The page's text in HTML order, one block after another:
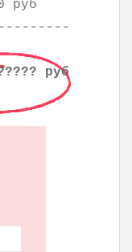
руб
руб